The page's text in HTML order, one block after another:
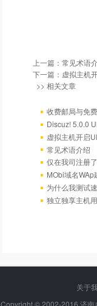
上一篇： 常见术语
下一篇： 虚拟主机
>> 相关文章
收费邮局与免
Discuz! 5.0.0
虚拟主机开启
常见术语介绍
仅在我司注册
MObi域名WAp
为什么我测试
独立独享主机
关于
Copyright © 2002-2016 济南